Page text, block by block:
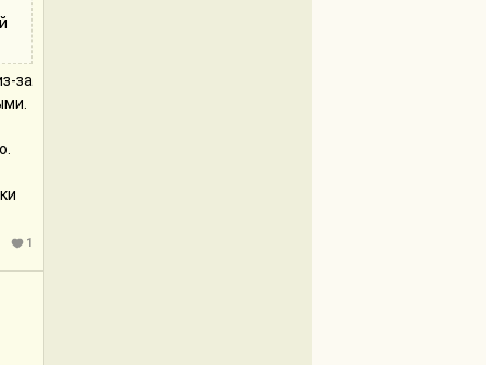
за
1